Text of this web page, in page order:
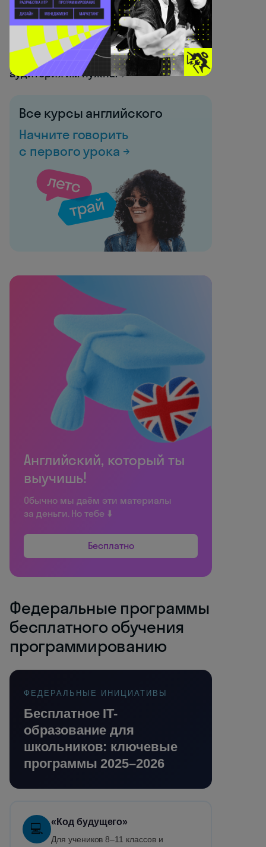
всё ещё рабочий инструмент:
организаторы бесплатных детских
курсов часто оставляют там
объявления, зная, что именно эта
аудитория им нужна. 📌
Все курсы английского
Начните говорить
с первого урока →
Английский, который ты
выучишь!
Обычно мы даём эти материалы
за деньги. Но тебе ⬇️
Бесплатно
Федеральные программы
бесплатного обучения
программированию
ФЕДЕРАЛЬНЫЕ ИНИЦИАТИВЫ
Бесплатное IT-
образование для
школьников: ключевые
программы 2025–2026
💻 «Код будущего»
Для учеников 8–11 классов и